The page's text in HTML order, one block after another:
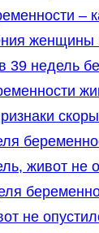
–
женщины в
39 недель
живот не
не